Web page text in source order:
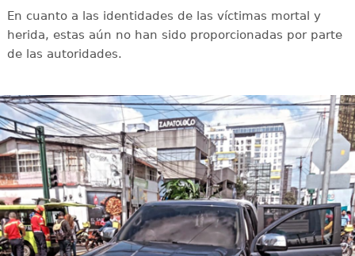
En cuanto a las identidades de las víctimas mortal y
herida, estas aún no han sido proporcionadas por parte
de las autoridades.